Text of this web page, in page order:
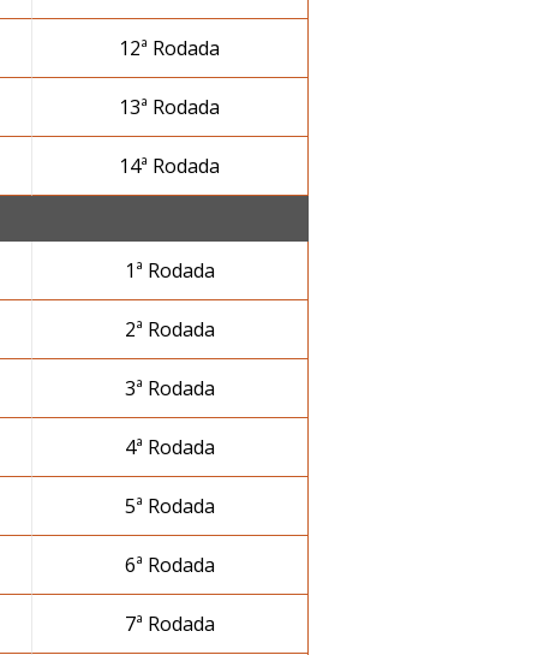
12ª Rodada
13ª Rodada
14ª Rodada
1ª Rodada
2ª Rodada
3ª Rodada
4ª Rodada
5ª Rodada
6ª Rodada
7ª Rodada